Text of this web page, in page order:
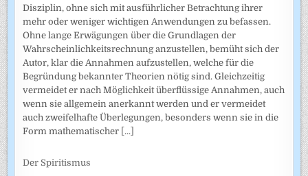
Disziplin, ohne sich mit ausführlicher Betrachtung ihrer
mehr oder weniger wichtigen Anwendungen zu befassen.
Ohne lange Erwägungen über die Grundlagen der
Wahrscheinlich­keitsrechnung anzustellen, bemüht sich der
Autor, klar die Annahmen auf­zustellen, welche für die
Begründung bekannter Theorien nötig sind. Gleichzeitig
vermeidet er nach Möglichkeit überflüssige Annahmen, auch
wenn sie allgemein anerkannt werden und er vermeidet
auch zweifel­hafte Überlegungen, besonders wenn sie in die
Form mathematischer [...]
Der Spiritismus